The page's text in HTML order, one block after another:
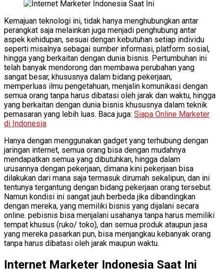
Kemajuan teknologi ini, tidak hanya menghubungkan antar
perangkat saja melainkan juga menjadi penghubung antar
aspek kehidupan, sesuai dengan kebutuhan setiap individu
seperti misalnya sebagai sumber informasi, platform sosial,
hingga yang berkaitan dengan dunia bisnis. Pertumbuhan ini
telah banyak mendorong dan membawa perubahan yang
sangat besar, khususnya dalam bidang pekerjaan,
memperluas ilmu pengetahuan, menjalin komunikasi dengan
semua orang tanpa harus dibatasi oleh jarak dan waktu, hingga
yang berkaitan dengan dunia bisnis khususnya dalam teknik
pemasaran yang lebih luas. Baca juga: Siapa Online Marketer
di Indonesia.
Hanya dengan menggunakan gadget yang terhubung dengan
jaringan internet, semua orang bisa dengan mudahnya
mendapatkan semua yang dibutuhkan, hingga dalam
urusannya dengan pekerjaan, dimana kini pekerjaan bisa
dilakukan dari mana saja termasuk dirumah sekalipun, dan ini
tentunya tergantung dengan bidang pekerjaan orang tersebut.
Namun kondisi ini sangat jauh berbeda jika dibandingkan
dengan mereka, yang memiliki bisnis yang dijalani secara
online. pebisnis bisa menjalani usahanya tanpa harus memiliki
tempat khusus (ruko/ toko), dan semua produk ataupun jasa
yang mereka pasarkan pun, bisa menjangkau kebanyak orang
tanpa harus dibatasi oleh jarak maupun waktu.
Internet Marketer Indonesia Saat Ini